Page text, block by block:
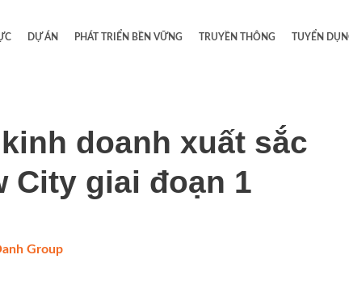
DỰ ÁN PHÁT TRIỂN BỀN VỮNG TRUYỀN THÔNG TUYỂN
doanh xuất sắc
City giai đoạn 1
Group/